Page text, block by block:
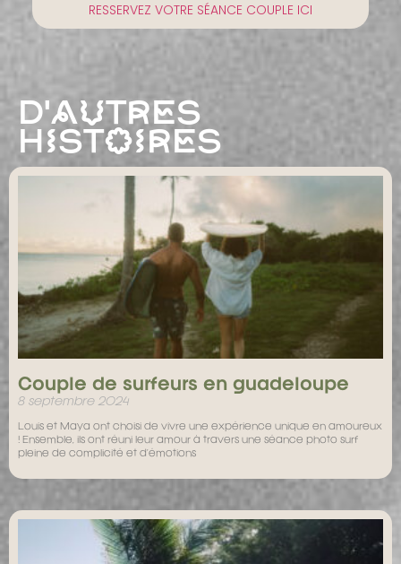
RESSERVEZ VOTRE SÉANCE COUPLE ICI
D'AUTRES
HISTOIRES
Couple de surfeurs en guadeloupe
8 septembre 2024
Louis et Maya ont choisi de vivre une expérience unique en amoureux
! Ensemble, ils ont réuni leur amour à travers une séance photo surf
pleine de complicité et d’émotions